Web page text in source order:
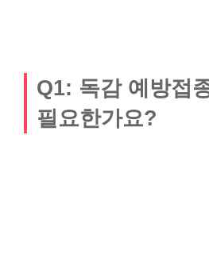
Q1: 독감 예방접
필요한가요?